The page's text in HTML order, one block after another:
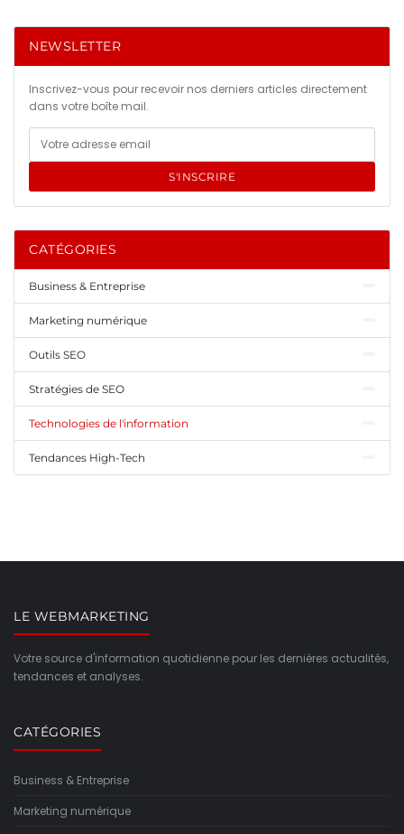
NEWSLETTER
Inscrivez-vous pour recevoir nos derniers articles directement
dans votre boîte mail.
S'INSCRIRE
CATÉGORIES
Business & Entreprise
Marketing numérique
Outils SEO
Stratégies de SEO
Technologies de l'information
Tendances High-Tech
LE WEBMARKETING
Votre source d'information quotidienne pour les dernières actualités,
tendances et analyses.
CATÉGORIES
Business & Entreprise
Marketing numérique